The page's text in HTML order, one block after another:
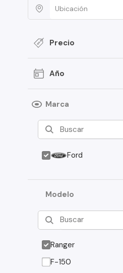
Precio
Año
Marca
Ford
Modelo
Ranger
F-150